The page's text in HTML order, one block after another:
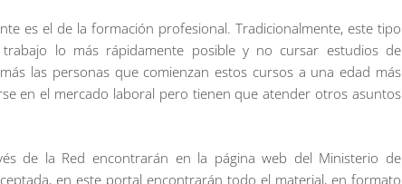
es el de la formación profesional. Tradicionalmente, este tipo
lo más rápidamente posible y no cursar estudios de
las personas que comienzan estos cursos a una edad más
en el mercado laboral pero tienen que atender otros asuntos
de la Red encontrarán en la página web del Ministerio de
en este portal encontrarán todo el material, en formato